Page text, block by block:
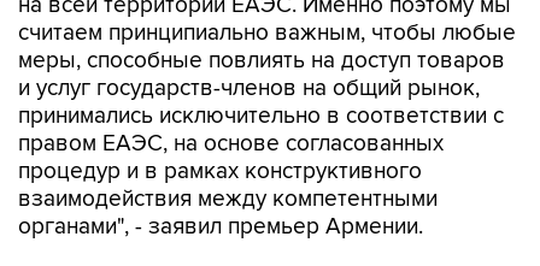
считаем принципиально важным, чтобы любые
меры, способные повлиять на доступ товаров
и услуг государств-членов на общий рынок,
принимались исключительно в соответствии с
правом ЕАЭС, на основе согласованных
процедур и в рамках конструктивного
взаимодействия между компетентными
органами", - заявил премьер Армении.